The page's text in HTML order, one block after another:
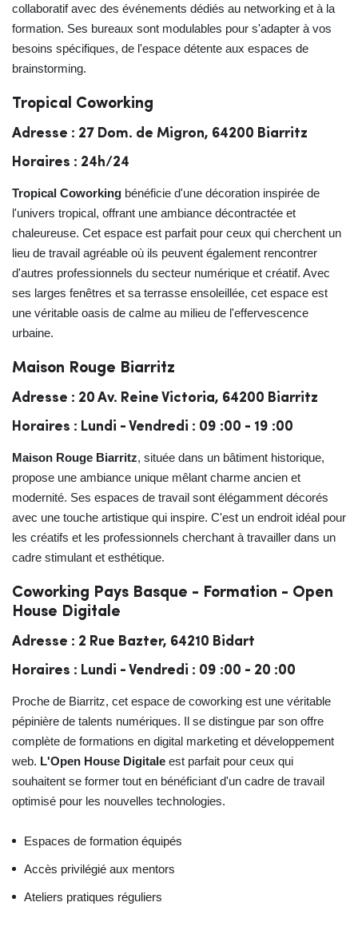
collaboratif avec des événements dédiés au networking et à la
formation. Ses bureaux sont modulables pour s'adapter à vos
besoins spécifiques, de l'espace détente aux espaces de
brainstorming.
Tropical Coworking
Adresse : 27 Dom. de Migron, 64200 Biarritz
Horaires : 24h/24
Tropical Coworking bénéficie d'une décoration inspirée de
l'univers tropical, offrant une ambiance décontractée et
chaleureuse. Cet espace est parfait pour ceux qui cherchent un
lieu de travail agréable où ils peuvent également rencontrer
d'autres professionnels du secteur numérique et créatif. Avec
ses larges fenêtres et sa terrasse ensoleillée, cet espace est
une véritable oasis de calme au milieu de l'effervescence
urbaine.
Maison Rouge Biarritz
Adresse : 20 Av. Reine Victoria, 64200 Biarritz
Horaires : Lundi - Vendredi : 09 :00 - 19 :00
Maison Rouge Biarritz, située dans un bâtiment historique,
propose une ambiance unique mêlant charme ancien et
modernité. Ses espaces de travail sont élégamment décorés
avec une touche artistique qui inspire. C'est un endroit idéal pour
les créatifs et les professionnels cherchant à travailler dans un
cadre stimulant et esthétique.
Coworking Pays Basque - Formation - Open
House Digitale
Adresse : 2 Rue Bazter, 64210 Bidart
Horaires : Lundi - Vendredi : 09 :00 - 20 :00
Proche de Biarritz, cet espace de coworking est une véritable
pépinière de talents numériques. Il se distingue par son offre
complète de formations en digital marketing et développement
web. L'Open House Digitale est parfait pour ceux qui
souhaitent se former tout en bénéficiant d'un cadre de travail
optimisé pour les nouvelles technologies.
Espaces de formation équipés
Accès privilégié aux mentors
Ateliers pratiques réguliers